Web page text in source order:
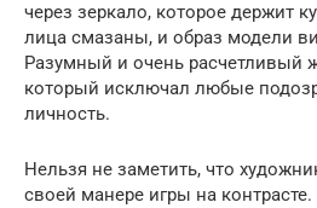
через зеркало, которое держит
лица смазаны, и образ модели
Разумный и очень расчетливый
который исключал любые
личность.
Нельзя не заметить, что
своей манере игры на